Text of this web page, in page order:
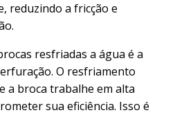
reduzindo a fricção e
resfriadas a água é a
O resfriamento
a broca trabalhe em alta
sua eficiência. Isso é